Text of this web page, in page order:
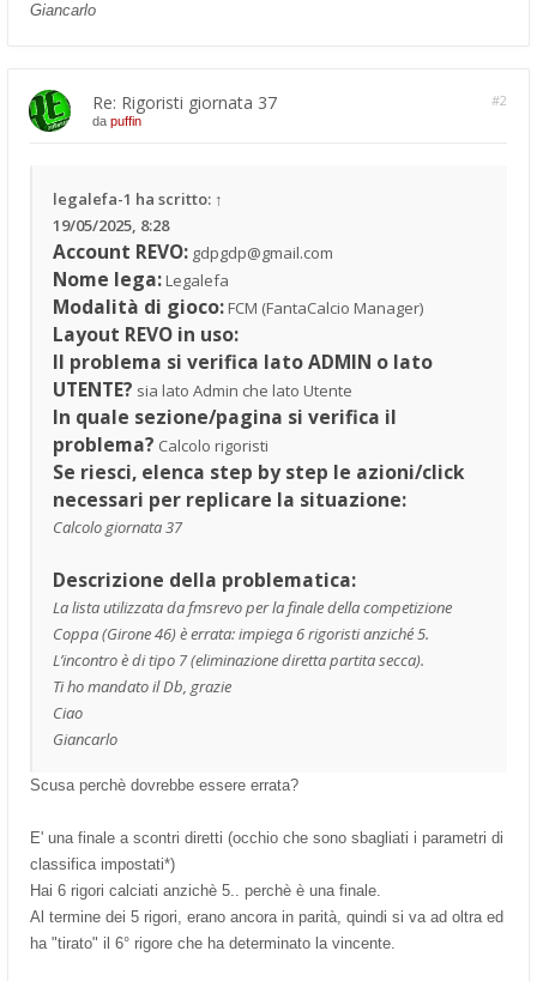
Giancarlo
Re: Rigoristi giornata 37 #2
da puffin
legalefa-1 ha scritto: ↑
19/05/2025, 8:28
Account REVO: gdpgdp@gmail.com
Nome lega: Legalefa
Modalità di gioco: FCM (FantaCalcio Manager)
Layout REVO in uso:
Il problema si verifica lato ADMIN o lato
UTENTE? sia lato Admin che lato Utente
In quale sezione/pagina si verifica il
problema? Calcolo rigoristi
Se riesci, elenca step by step le azioni/click
necessari per replicare la situazione:
Calcolo giornata 37
Descrizione della problematica:
La lista utilizzata da fmsrevo per la finale della competizione
Coppa (Girone 46) è errata: impiega 6 rigoristi anziché 5.
L’incontro è di tipo 7 (eliminazione diretta partita secca).
Ti ho mandato il Db, grazie
Ciao
Giancarlo
Scusa perchè dovrebbe essere errata?
E' una finale a scontri diretti (occhio che sono sbagliati i parametri di
classifica impostati*)
Hai 6 rigori calciati anzichè 5.. perchè è una finale.
Al termine dei 5 rigori, erano ancora in parità, quindi si va ad oltra ed
ha "tirato" il 6° rigore che ha determinato la vincente.